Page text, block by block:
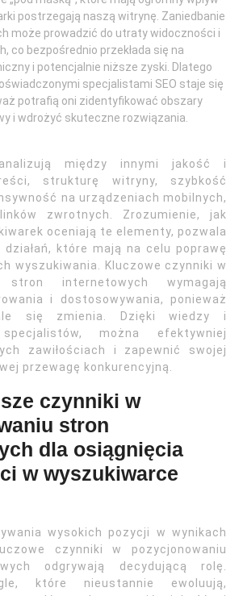
postrzegają naszą witrynę. Zaniedbanie
może prowadzić do utraty widoczności i
co bezpośrednio przekłada się na
i potencjalnie niższe zyski. Dlatego
specjalistami SEO staje się
potrafią oni zidentyfikować obszary
i wdrożyć skuteczne rozwiązania.
między innymi jakość i
strukturę witryny, szybkość
na urządzeniach mobilnych,
zwrotnych. Zrozumienie, jak
oceniają te elementy, pozwala
które mają na celu poprawę
wyszukiwania. Kluczowe czynniki w
stron internetowych wymagają
i dostosowywania, ponieważ
się zmienia. Dzięki wiedzy i
specjalistów, można efektywniej
zawiłościach i zapewnić swojej
przewagę konkurencyjną.
czynniki w
stron
dla osiągnięcia
w wyszukiwarce
wysokich pozycji w wynikach
czynniki w pozycjonowaniu
odgrywają decydującą rolę.
które nieustannie ewoluują,